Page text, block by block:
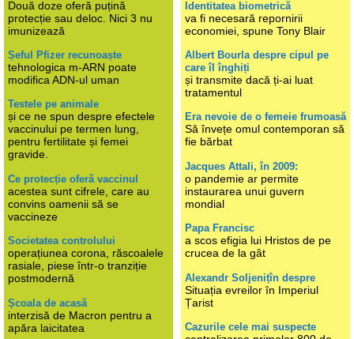
Două doze oferă puțină
protecție sau deloc. Nici 3 nu
imunizează
Șeful Pfizer recunoaște
tehnologica m-ARN poate
modifica ADN-ul uman
Testele pe animale
și ce ne spun despre efectele
vaccinului pe termen lung,
pentru fertilitate și femei
gravide.
Ce protecție oferă vaccinul
acestea sunt cifrele, care au
convins oamenii să se
vaccineze
Societatea controlului
operațiunea corona, răscoalele
rasiale, piese într-o tranziție
postmodernă
Școala de acasă
interzisă de Macron pentru a
apăra laicitatea
Identitatea biometrică
va fi necesară repornirii
economiei, spune Tony Blair
Albert Bourla despre cipul pe
care îl înghiți
și transmite dacă ți-ai luat
tratamentul
Era nevoie de o femeie frumoasă
Să învețe omul contemporan să
fie bărbat
Jacques Attali, în 2009:
o pandemie ar permite
instaurarea unui guvern
mondial
Papa Francisc
a scos efigia lui Hristos de pe
crucea de la gât
Alexandr Soljenițîn despre
Situația evreilor în Imperiul
Țarist
Cazurile cele mai suspecte